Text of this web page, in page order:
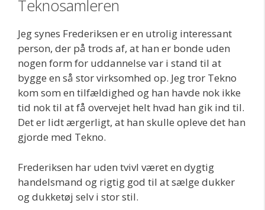
Teknosamleren
Jeg synes Frederiksen er en utrolig interessant
person, der på trods af, at han er bonde uden
nogen form for uddannelse var i stand til at
bygge en så stor virksomhed op. Jeg tror Tekno
kom som en tilfældighed og han havde nok ikke
tid nok til at få overvejet helt hvad han gik ind til.
Det er lidt ærgerligt, at han skulle opleve det han
gjorde med Tekno.
Frederiksen har uden tvivl været en dygtig
handelsmand og rigtig god til at sælge dukker
og dukketøj selv i stor stil.